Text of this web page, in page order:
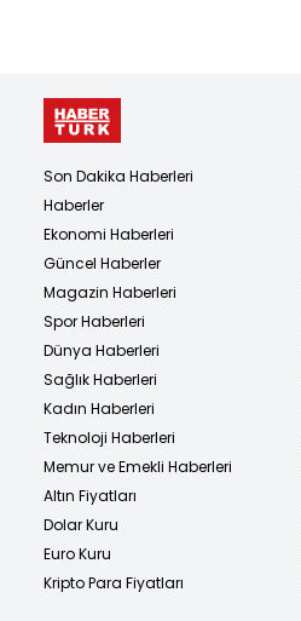
Son Dakika Haberleri
Haberler
Ekonomi Haberleri
Güncel Haberler
Magazin Haberleri
Spor Haberleri
Dünya Haberleri
Sağlık Haberleri
Kadın Haberleri
Teknoloji Haberleri
Memur ve Emekli Haberleri
Altın Fiyatları
Dolar Kuru
Euro Kuru
Kripto Para Fiyatları